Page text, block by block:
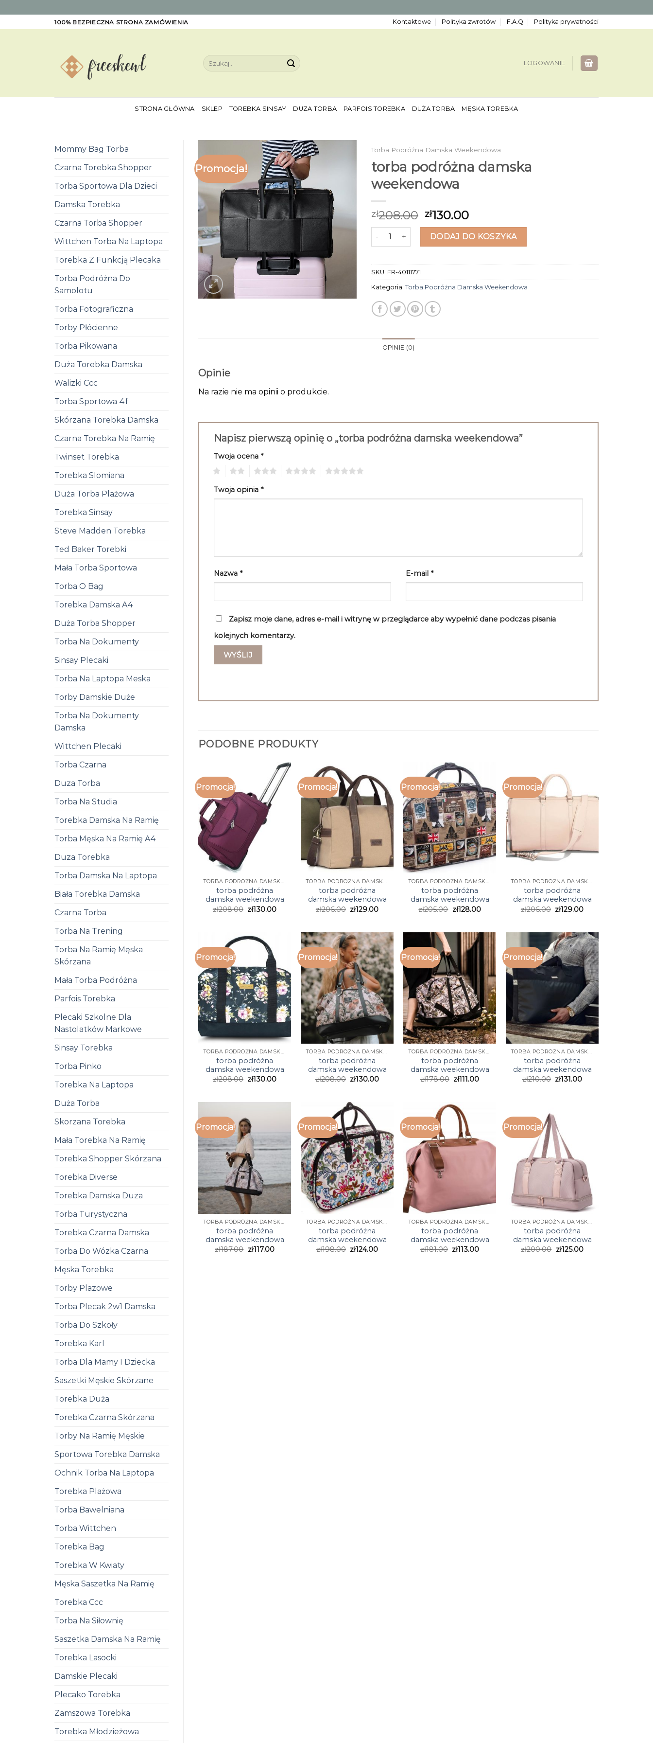
to
100% BEZPIECZNA STRONA ZAMÓWIENIA Kontaktowe Polityka zwrotów F.A.Q Polityka prywatności
Szukaj:
LOGOWANIE
STRONA GŁÓWNA SKLEP TOREBKA SINSAY DUZA TORBA PARFOIS TOREBKA DUŻA TORBA MĘSKA TOREBKA
Mommy Bag Torba
Czarna Torebka Shopper
Torba Sportowa Dla Dzieci
Damska Torebka
Czarna Torba Shopper
Wittchen Torba Na Laptopa
Torebka Z Funkcją Plecaka
Torba Podróżna Do
Samolotu
Torba Fotograficzna
Torby Płócienne
Torba Pikowana
Duża Torebka Damska
Walizki Ccc
Torba Sportowa 4f
Skórzana Torebka Damska
Czarna Torebka Na Ramię
Twinset Torebka
Torebka Slomiana
Duża Torba Plażowa
Torebka Sinsay
Steve Madden Torebka
Ted Baker Torebki
Mała Torba Sportowa
Torba O Bag
Torebka Damska A4
Duża Torba Shopper
Torba Na Dokumenty
Sinsay Plecaki
Torba Na Laptopa Meska
Torby Damskie Duże
Torba Na Dokumenty
Damska
Wittchen Plecaki
Torba Czarna
Duza Torba
Torba Na Studia
Torebka Damska Na Ramię
Torba Męska Na Ramię A4
Duza Torebka
Torba Damska Na Laptopa
Biała Torebka Damska
Czarna Torba
Torba Na Trening
Torba Na Ramię Męska
Skórzana
Mała Torba Podróżna
Parfois Torebka
Plecaki Szkolne Dla
Nastolatków Markowe
Sinsay Torebka
Torba Pinko
Torebka Na Laptopa
Duża Torba
Skorzana Torebka
Mała Torebka Na Ramię
Torebka Shopper Skórzana
Torebka Diverse
Torebka Damska Duza
Torba Turystyczna
Torebka Czarna Damska
Torba Do Wózka Czarna
Męska Torebka
Torby Plazowe
Torba Plecak 2w1 Damska
Torba Do Szkoły
Torebka Karl
Torba Dla Mamy I Dziecka
Saszetki Męskie Skórzane
Torebka Duża
Torebka Czarna Skórzana
Torby Na Ramię Męskie
Sportowa Torebka Damska
Ochnik Torba Na Laptopa
Torebka Plażowa
Torba Bawelniana
Torba Wittchen
Torebka Bag
Torebka W Kwiaty
Męska Saszetka Na Ramię
Torebka Ccc
Torba Na Siłownię
Saszetka Damska Na Ramię
Torebka Lasocki
Damskie Plecaki
Plecako Torebka
Zamszowa Torebka
Torebka Młodzieżowa
Promocja!
Torba Podróżna Damska Weekendowa
torba podróżna damska
weekendowa
zł208.00 zł130.00
ilość torba podróżna damska weekendowa
DODAJ DO KOSZYKA
SKU: FR-40111771
Kategoria: Torba Podróżna Damska Weekendowa
OPINIE (0)
Opinie
Na razie nie ma opinii o produkcie.
Napisz pierwszą opinię o „torba podróżna damska weekendowa”
Twoja ocena *
Twoja opinia *
Nazwa * E-mail *
Zapisz moje dane, adres e-mail i witrynę w przeglądarce aby wypełnić dane podczas pisania
kolejnych komentarzy.
PODOBNE PRODUKTY
Promocja!
TORBA PODRÓŻNA DAMSKA WEEKENDOWA
torba podróżna
damska weekendowa
zł208.00 zł130.00
Promocja!
TORBA PODRÓŻNA DAMSKA WEEKENDOWA
torba podróżna
damska weekendowa
zł206.00 zł129.00
Promocja!
TORBA PODRÓŻNA DAMSKA WEEKENDOWA
torba podróżna
damska weekendowa
zł205.00 zł128.00
Promocja!
TORBA PODRÓŻNA DAMSKA WEEKENDOWA
torba podróżna
damska weekendowa
zł206.00 zł129.00
Promocja!
TORBA PODRÓŻNA DAMSKA WEEKENDOWA
torba podróżna
damska weekendowa
zł208.00 zł130.00
Promocja!
TORBA PODRÓŻNA DAMSKA WEEKENDOWA
torba podróżna
damska weekendowa
zł208.00 zł130.00
Promocja!
TORBA PODRÓŻNA DAMSKA WEEKENDOWA
torba podróżna
damska weekendowa
zł178.00 zł111.00
Promocja!
TORBA PODRÓŻNA DAMSKA WEEKENDOWA
torba podróżna
damska weekendowa
zł210.00 zł131.00
Promocja!
TORBA PODRÓŻNA DAMSKA WEEKENDOWA
torba podróżna
damska weekendowa
zł187.00 zł117.00
Promocja!
TORBA PODRÓŻNA DAMSKA WEEKENDOWA
torba podróżna
damska weekendowa
zł198.00 zł124.00
Promocja!
TORBA PODRÓŻNA DAMSKA WEEKENDOWA
torba podróżna
damska weekendowa
zł181.00 zł113.00
Promocja!
TORBA PODRÓŻNA DAMSKA WEEKENDOWA
torba podróżna
damska weekendowa
zł200.00 zł125.00